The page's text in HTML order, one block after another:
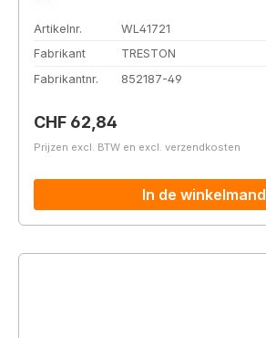
Artikelnr.
WL41721
Fabrikant
TRESTON
Fabrikantnr.
852187-49
Normale prijs:
CHF 62,84
Prijzen excl. BTW en excl. verzendkosten
In de winkelmand